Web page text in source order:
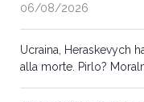
06/08/2026
Ucraina, Heraskevych
alla morte. Pirlo?